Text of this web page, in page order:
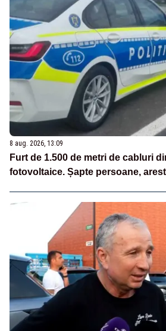
8 aug. 2026, 13:09
Furt de 1.500 de metri de cabluri
fotovoltaice. Șapte persoane,